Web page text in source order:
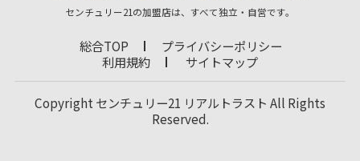
センチュリー21の加盟店は、すべて独立・自営です。
総合TOP
プライバシーポリシー
利用規約
サイトマップ
Copyright センチュリー21 リアルトラスト All Rights
Reserved.